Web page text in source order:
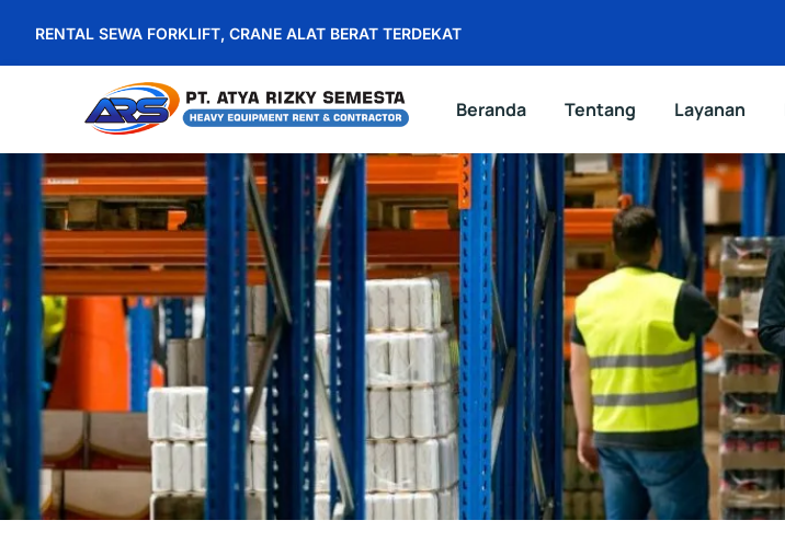
RENTAL SEWA FORKLIFT, CRANE ALAT BERAT TERDEKAT
Beranda Tentang Layanan